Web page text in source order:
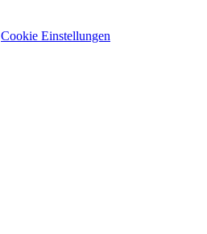
Cookie Einstellungen